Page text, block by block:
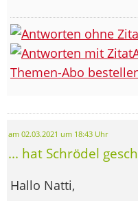
Themen-Abo
am 02.03.2021 um 18:43 Uhr
... hat Schrödel
Hallo Natti,